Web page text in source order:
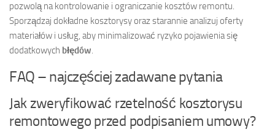
pozwolą na kontrolowanie i ograniczanie kosztów remontu.
Sporządzaj dokładne kosztorysy oraz starannie analizuj oferty
materiałów i usług, aby minimalizować ryzyko pojawienia się
dodatkowych błędów.
FAQ – najczęściej zadawane pytania
Jak zweryfikować rzetelność kosztorysu
remontowego przed podpisaniem umowy?